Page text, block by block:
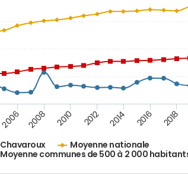
Chavaroux
Moyenne nationale
Moyenne communes de 500 à 2 000
2006 2008 2010 2012 2014 2016 2018